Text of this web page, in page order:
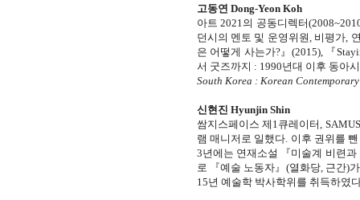
고동연 Dong-Yeon Koh
아트 2021의 공동디렉터
던시의 멘토 및 운영위원, 비평가,
은 어떻게 사는가?』(2015), 『
서 굿즈까지 : 1990년대 이후 동아
South Korea : Korean
신현진 Hyunjin Shin
쌈지스페이스 제1큐레이터,
램 매니저로 일했다. 이후 권위를
3년에는 연재소설 『미술계 비련
로 『예술 노동자』(열화당, 근간)
15년 예술학 박사학위를 취득하였